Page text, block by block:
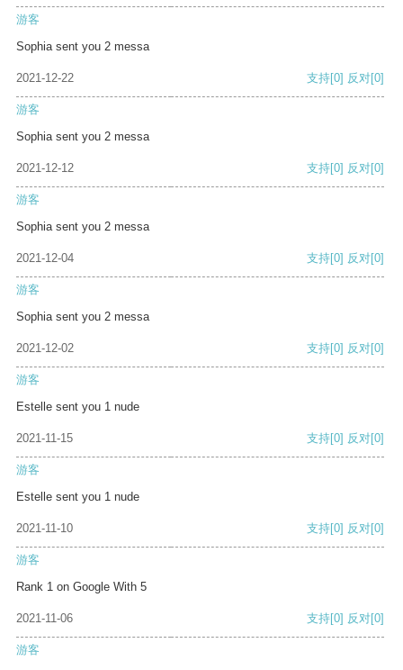
游客
Sophia sent you 2 messa
2021-12-22 支持[0] 反对[0]
游客
Sophia sent you 2 messa
2021-12-12 支持[0] 反对[0]
游客
Sophia sent you 2 messa
2021-12-04 支持[0] 反对[0]
游客
Sophia sent you 2 messa
2021-12-02 支持[0] 反对[0]
游客
Estelle sent you 1 nude
2021-11-15 支持[0] 反对[0]
游客
Estelle sent you 1 nude
2021-11-10 支持[0] 反对[0]
游客
Rank 1 on Google With 5
2021-11-06 支持[0] 反对[0]
游客